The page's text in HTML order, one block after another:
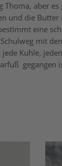
Thoma, aber
und die
eine
mit
Kuhle,
gegangen